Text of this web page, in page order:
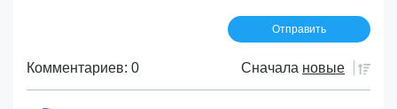
Комментариев: 0 Сначала новые